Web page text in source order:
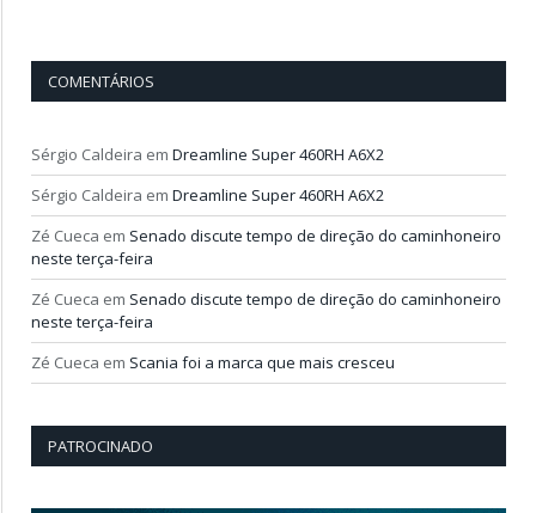
COMENTÁRIOS
Sérgio Caldeira em Dreamline Super 460RH A6X2
Sérgio Caldeira em Dreamline Super 460RH A6X2
Zé Cueca em Senado discute tempo de direção do caminhoneiro
neste terça-feira
Zé Cueca em Senado discute tempo de direção do caminhoneiro
neste terça-feira
Zé Cueca em Scania foi a marca que mais cresceu
PATROCINADO